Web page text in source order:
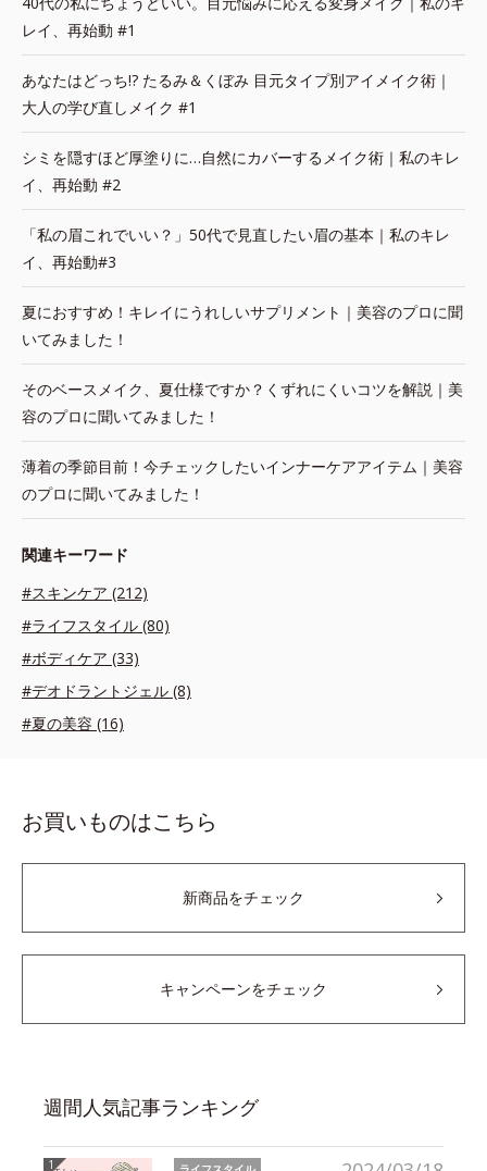
レイ、再始動 #1
あなたはどっち!? たるみ＆くぼみ 目元タイプ別アイメイク術｜
大人の学び直しメイク #1
シミを隠すほど厚塗りに…自然にカバーするメイク術｜私のキレ
イ、再始動 #2
「私の眉これでいい？」50代で見直したい眉の基本｜私のキレ
イ、再始動#3
夏におすすめ！キレイにうれしいサプリメント｜美容のプロに聞
いてみました！
そのベースメイク、夏仕様ですか？くずれにくいコツを解説｜美
容のプロに聞いてみました！
薄着の季節目前！今チェックしたいインナーケアアイテム｜美容
のプロに聞いてみました！
関連キーワード
#スキンケア (212)
#ライフスタイル (80)
#ボディケア (33)
#デオドラントジェル (8)
#夏の美容 (16)
お買いものはこちら
新商品をチェック
キャンペーンをチェック
週間人気記事ランキング